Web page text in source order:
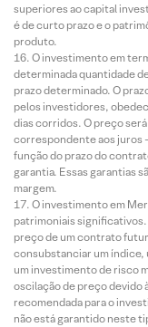
superiores ao capital
é de curto prazo e o
produto.
O investimento em
determinada quantidade
prazo determinado. O
pelos investidores,
dias corridos. O preço
correspondente aos juros
função do prazo do
garantia. Essas garantias
margem.
O investimento em
patrimoniais
preço de um contrato
consubstanciar um índice,
um investimento de risco
oscilação de preço devido
recomendada para o
não está garantido neste